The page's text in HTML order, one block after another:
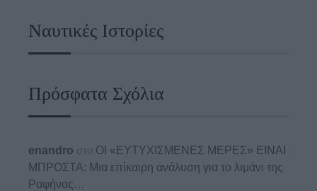
Ναυτικές Ιστορίες
Πρόσφατα Σχόλια
enandro στο ΟΙ «ΕΥΤΥΧΙΣΜΕΝΕΣ ΜΕΡΕΣ» ΕΙΝΑΙ
ΜΠΡΟΣΤΑ: Μια επίκαιρη ανάλυση για το λιμάνι της
Ραφήνας…